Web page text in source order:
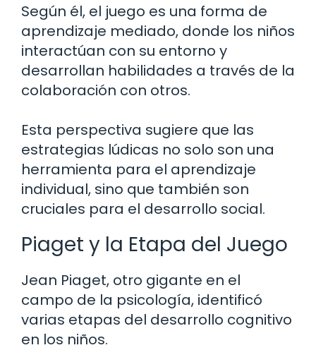
Según él, el juego es una forma de
aprendizaje mediado, donde los niños
interactúan con su entorno y
desarrollan habilidades a través de la
colaboración con otros.
Esta perspectiva sugiere que las
estrategias lúdicas no solo son una
herramienta para el aprendizaje
individual, sino que también son
cruciales para el desarrollo social.
Piaget y la Etapa del Juego
Jean Piaget, otro gigante en el
campo de la psicología, identificó
varias etapas del desarrollo cognitivo
en los niños.